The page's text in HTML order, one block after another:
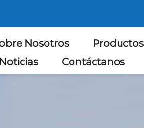
Nosotros Productos
Noticias
Contáctanos